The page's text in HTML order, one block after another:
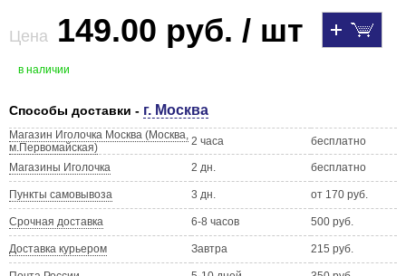
Цена 149.00 руб. / шт
в наличии
Способы доставки - г. Москва
Магазин Иголочка Москва (Москва,
м.Первомайская)
2 часа бесплатно
Магазины Иголочка 2 дн. бесплатно
Пункты самовывоза 3 дн. от 170 руб.
Срочная доставка 6-8 часов 500 руб.
Доставка курьером Завтра 215 руб.